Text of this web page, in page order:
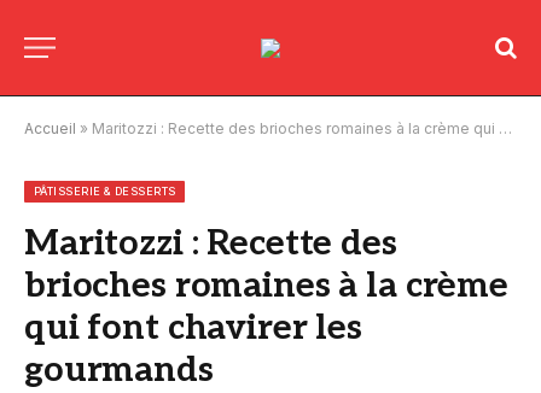
Accueil » Maritozzi : Recette des brioches romaines à la crème qui font chavirer les gourmands
PÂTISSERIE & DESSERTS
Maritozzi : Recette des
brioches romaines à la crème
qui font chavirer les
gourmands